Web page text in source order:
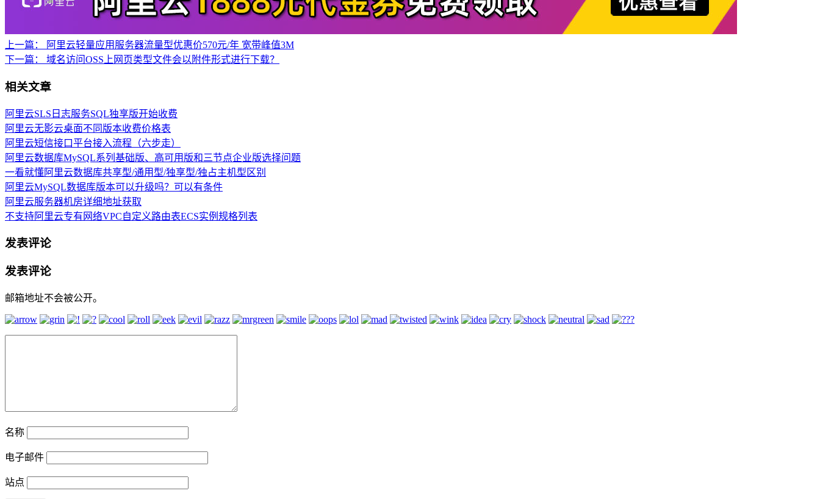
上一篇：
阿里云轻量应用服务器流量型优惠价570元/年 宽带峰值3M
下一篇：
域名访问OSS上网页类型文件会以附件形式进行下载？
相关文章
阿里云SLS日志服务SQL独享版开始收费
阿里云无影云桌面不同版本收费价格表
阿里云短信接口平台接入流程（六步走）
阿里云数据库MySQL系列基础版、高可用版和三节点企业版选择问题
一看就懂阿里云数据库共享型/通用型/独享型/独占主机型区别
阿里云MySQL数据库版本可以升级吗？可以有条件
阿里云服务器机房详细地址获取
不支持阿里云专有网络VPC自定义路由表ECS实例规格列表
发表评论
发表评论
邮箱地址不会被公开。
名称
电子邮件
站点